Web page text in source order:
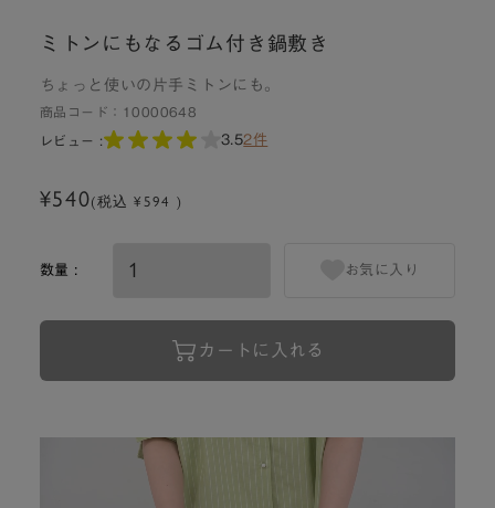
ミトンにもなるゴム付き鍋敷き
ちょっと使いの片手ミトンにも。
商品コード： 10000648
レビュー : 3.52件
¥540(税込 ¥594 )
数量 :
カートに入れる
お気に入り